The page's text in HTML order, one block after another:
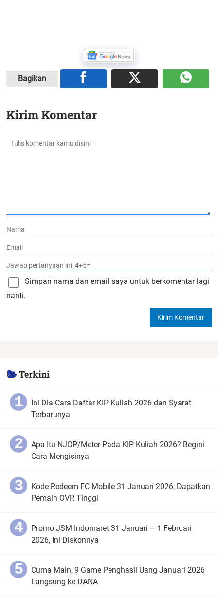
Bagikan
Kirim Komentar
Simpan nama dan email saya untuk berkomentar lagi
nanti.
Terkini
Ini Dia Cara Daftar KIP Kuliah 2026 dan Syarat
Terbarunya
Apa Itu NJOP/Meter Pada KIP Kuliah 2026? Begini
Cara Mengisinya
Kode Redeem FC Mobile 31 Januari 2026, Dapatkan
Pemain OVR Tinggi
Promo JSM Indomaret 31 Januari – 1 Februari
2026, Ini Diskonnya
Cuma Main, 9 Game Penghasil Uang Januari 2026
Langsung ke DANA